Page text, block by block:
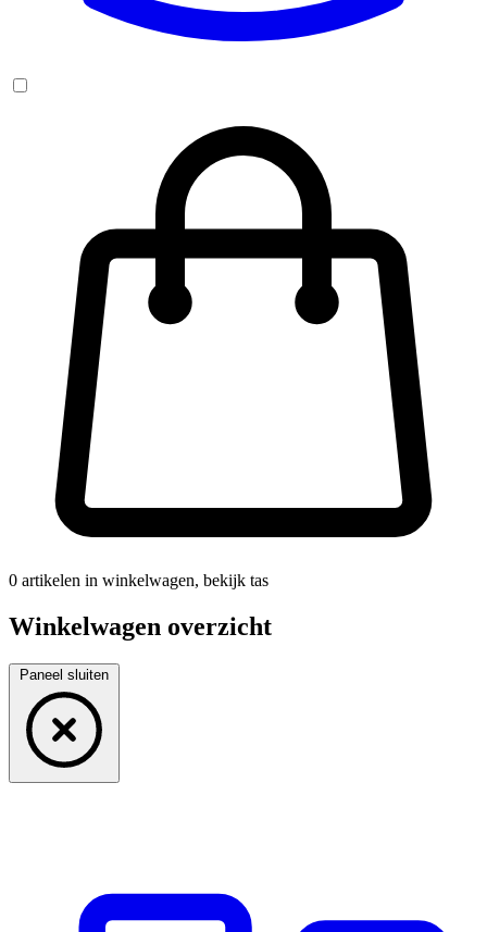
0 artikelen in winkelwagen, bekijk tas
Winkelwagen overzicht
Paneel sluiten